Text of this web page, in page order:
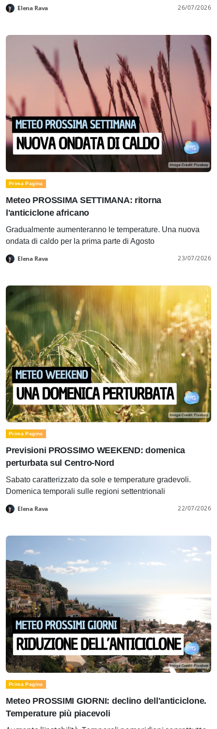
Elena Rava 26/07/2026
Prima Pagina
Meteo PROSSIMA SETTIMANA: ritorna
l'anticiclone africano
Gradualmente aumenteranno le temperature. Una nuova
ondata di caldo per la prima parte di Agosto
Elena Rava 23/07/2026
Prima Pagina
Previsioni PROSSIMO WEEKEND: domenica
perturbata sul Centro-Nord
Sabato caratterizzato da sole e temperature gradevoli.
Domenica temporali sulle regioni settentrionali
Elena Rava 22/07/2026
Prima Pagina
Meteo PROSSIMI GIORNI: declino dell'anticiclone.
Temperature più piacevoli